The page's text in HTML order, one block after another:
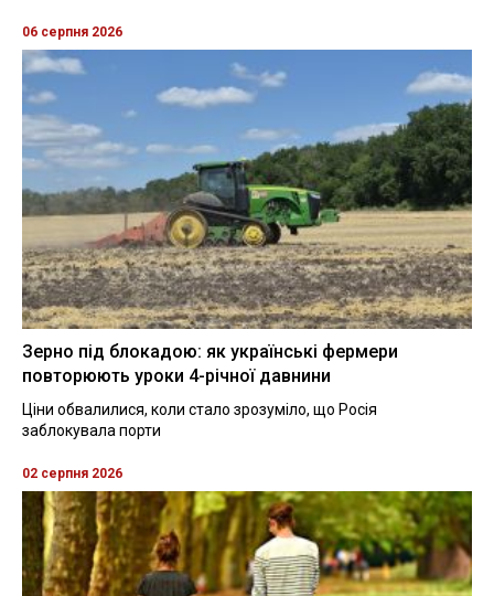
06 серпня 2026
Зерно під блокадою: як українські фермери
повторюють уроки 4-річної давнини
Ціни обвалилися, коли стало зрозуміло, що Росія
заблокувала порти
02 серпня 2026